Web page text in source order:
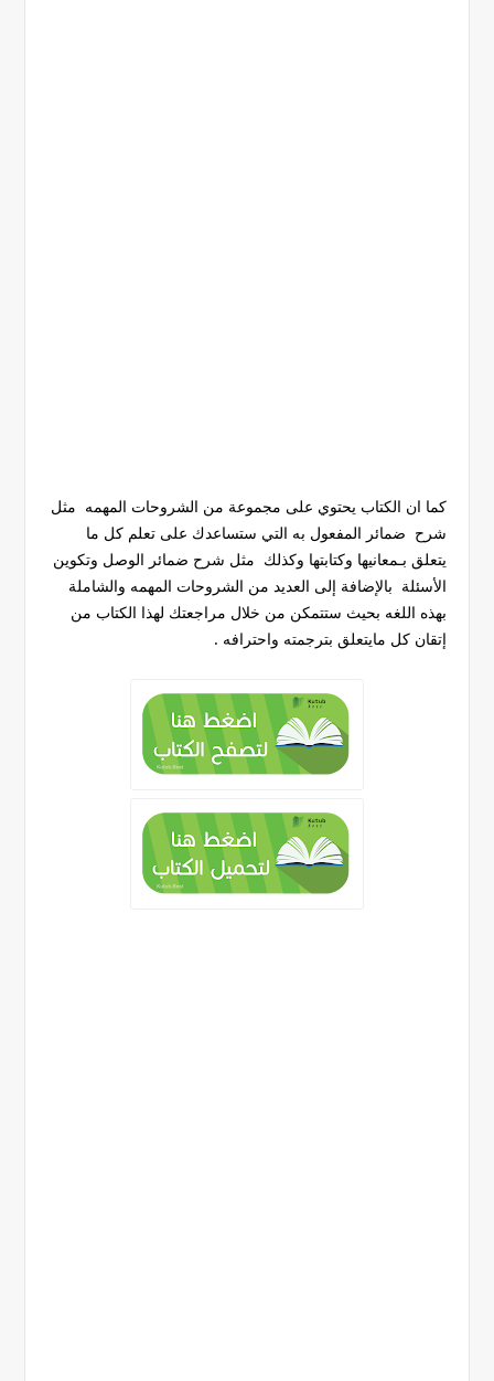
كما ان الكتاب يحتوي على مجموعة من الشروحات المهمه مثل
شرح ضمائر المفعول به التي ستساعدك على تعلم كل ما
يتعلق بـمعانيها وكتابتها وكذلك مثل شرح ضمائر الوصل وتكوين
الأسئلة بالإضافة إلى العديد من الشروحات المهمه والشاملة
بهذه اللغه بحيث ستتمكن من خلال مراجعتك لهذا الكتاب من
إتقان كل مايتعلق بترجمته واحترافه .